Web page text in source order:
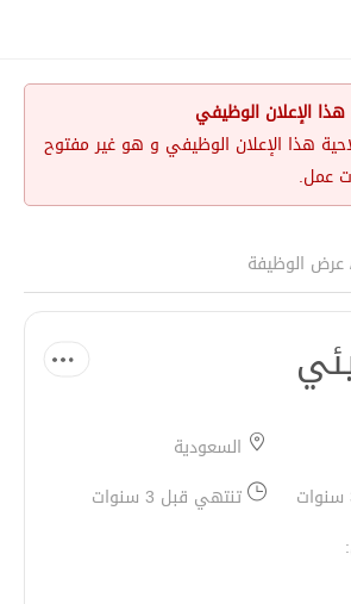
الإعلان الوظيفي
هذا الإعلان الوظيفي و هو غير مفتوح
عمل.
عرض الوظيفة
السعودية
تنتهي قبل 3 سنوات